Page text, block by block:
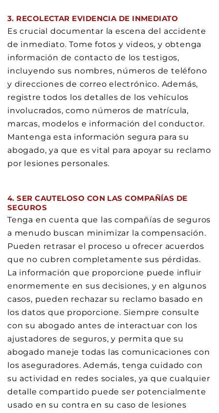
3. RECOLECTAR EVIDENCIA DE INMEDIATO
Es crucial documentar la escena del accidente
de inmediato. Tome fotos y videos, y obtenga
información de contacto de los testigos,
incluyendo sus nombres, números de teléfono
y direcciones de correo electrónico. Además,
registre todos los detalles de los vehículos
involucrados, como números de matrícula,
marcas, modelos e información del conductor.
Mantenga esta información segura para su
abogado, ya que es vital para apoyar su reclamo
por lesiones personales.
4. SER CAUTELOSO CON LAS COMPAÑÍAS DE
SEGUROS
Tenga en cuenta que las compañías de seguros
a menudo buscan minimizar la compensación.
Pueden retrasar el proceso u ofrecer acuerdos
que no cubren completamente sus pérdidas.
La información que proporcione puede influir
enormemente en sus decisiones, y en algunos
casos, pueden rechazar su reclamo basado en
los datos que proporcione. Siempre consulte
con su abogado antes de interactuar con los
ajustadores de seguros, y permita que su
abogado maneje todas las comunicaciones con
los aseguradores. Además, tenga cuidado con
su actividad en redes sociales, ya que cualquier
detalle compartido puede ser potencialmente
usado en su contra en su caso de lesiones